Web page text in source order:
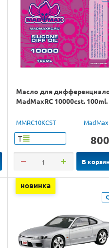
Масло для
MadMaxRC 10000cst. 100ml.
MMRC10KCST
Т 800
В
новинка